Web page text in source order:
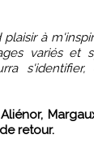
plaisir à
variés et
s'identifier,
Aliénor,
retour.